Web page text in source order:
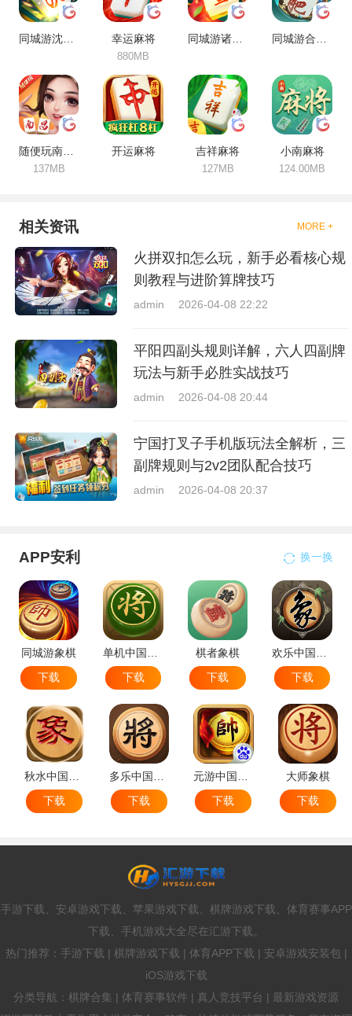
同城游沈阳麻将 幸运麻将
880MB
同城游诸暨包麻将
随便玩南昌麻将
137MB
开运麻将 吉祥麻将
127MB
小南麻将
124.00MB
相关资讯 MORE +
火拼双扣怎么玩，新手必看核心规
则教程与进阶算牌技巧
admin 2026-04-08 22:22
平阳四副头规则详解，六人四副牌
玩法与新手必胜实战技巧
admin 2026-04-08 20:44
宁国打叉子手机版玩法全解析，三
副牌规则与2v2团队配合技巧
admin 2026-04-08 20:37
APP安利 换一换
同城游象棋
下载
单机中国象棋
下载
棋者象棋
下载
欢乐中国象棋
下载
秋水中国象棋
下载
多乐中国象棋
下载
元游中国象棋
下载
大师象棋
下载
手游下载、安卓游戏下载、苹果游戏下载、棋牌游戏下载、体育赛事APP
下载、手机游戏大全尽在汇游下载。
热门推荐：手游下载 | 棋牌游戏下载 | 体育APP下载 | 安卓游戏安装包 |
iOS游戏下载
分类导航：棋牌合集 | 体育赛事软件 | 真人竞技平台 | 最新游戏资源